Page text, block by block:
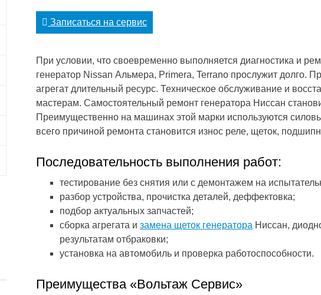
Записаться на сервис
При условии, что своевременно выполняется диагностика и
генератор Nissan Альмера, Primera, Terrano прослужит долго.
агрегат длительный ресурс. Техническое обслуживание и
мастерам. Самостоятельный ремонт генератора Ниссан
Преимущественно на машинах этой марки используются
всего причиной ремонта становится износ реле, щеток,
Последовательность выполнения работ:
тестирование без снятия или с демонтажем на
разбор устройства, прочистка деталей, деффектовка;
подбор актуальных запчастей;
сборка агрегата и замена щеток генератора Ниссан,
результатам отбраковки;
установка на автомобиль и проверка работоспособности.
Преимущества «Вольтаж Сервис»